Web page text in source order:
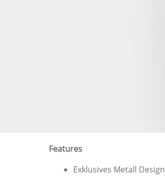
Features
Exklusives Metall Design